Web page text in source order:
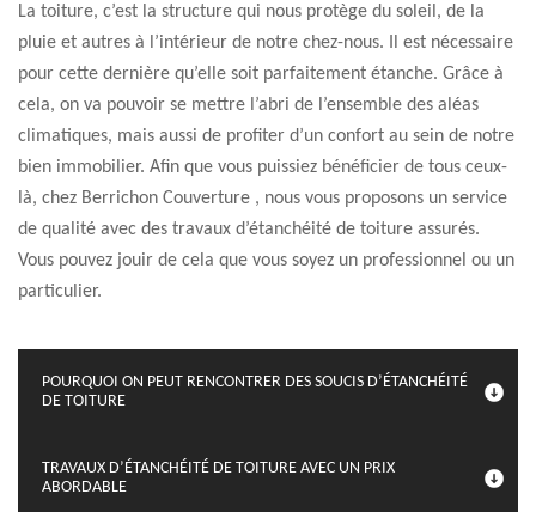
La toiture, c’est la structure qui nous protège du soleil, de la
pluie et autres à l’intérieur de notre chez-nous. Il est nécessaire
pour cette dernière qu’elle soit parfaitement étanche. Grâce à
cela, on va pouvoir se mettre l’abri de l’ensemble des aléas
climatiques, mais aussi de profiter d’un confort au sein de notre
bien immobilier. Afin que vous puissiez bénéficier de tous ceux-
là, chez Berrichon Couverture , nous vous proposons un service
de qualité avec des travaux d’étanchéité de toiture assurés.
Vous pouvez jouir de cela que vous soyez un professionnel ou un
particulier.
POURQUOI ON PEUT RENCONTRER DES SOUCIS D’ÉTANCHÉITÉ
DE TOITURE
TRAVAUX D’ÉTANCHÉITÉ DE TOITURE AVEC UN PRIX
ABORDABLE